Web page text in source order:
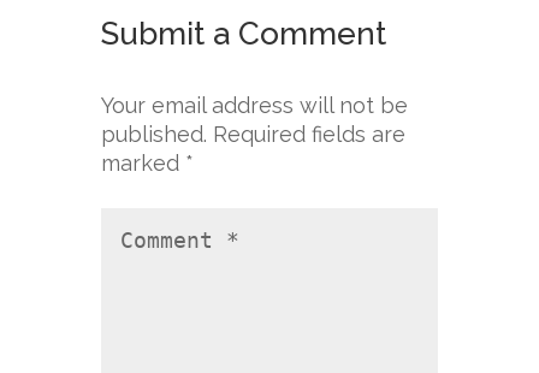
Submit a Comment
Your email address will not be
published. Required fields are
marked *